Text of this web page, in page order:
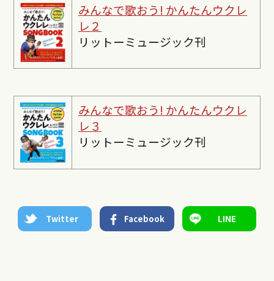
みんなで歌おう! かんたんウクレ
レ２
リットーミュージック刊
みんなで歌おう! かんたんウクレ
レ３
リットーミュージック刊
Twitter Facebook LINE